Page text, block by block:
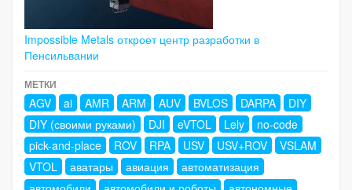
Impossible Metals откроет центр разработки в
Пенсильвании
МЕТКИ
AGV ai AMR ARM AUV BVLOS DARPA
DIY
DIY (своими руками)
DJI eVTOL Lely
no-code
pick-and-place
ROV RPA USV USV+ROV
VSLAM
VTOL
аватары авиация
автоматизация